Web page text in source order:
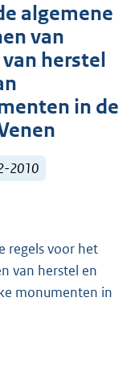
algemene
van
herstel
in de
2010
regels voor het
van herstel en
monumenten in